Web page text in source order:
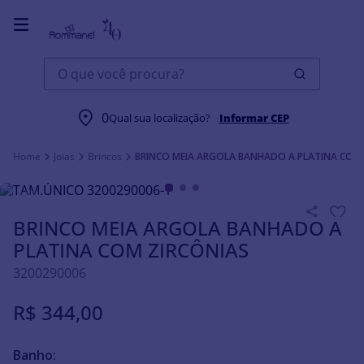
O que você procura?
0Qual sua localização? Informar CEP
Joias Brincos BRINCO MEIA ARGOLA BANHADO A PLATINA
BRINCO MEIA ARGOLA BANHADO A
PLATINA COM ZIRCÔNIAS
3200290006
R$ 344,00
Banho: